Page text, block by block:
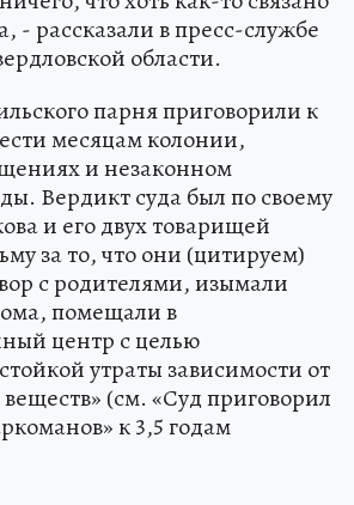
- рассказали в пресс-службе
области.
парня приговорили к
месяцам колонии,
и незаконном
Вердикт суда был по своему
и его двух товарищей
за то, что они (цитируем)
с родителями, изымали
помещали в
центр с целью
утраты зависимости от
(см. «Суд приговорил
к 3,5 годам